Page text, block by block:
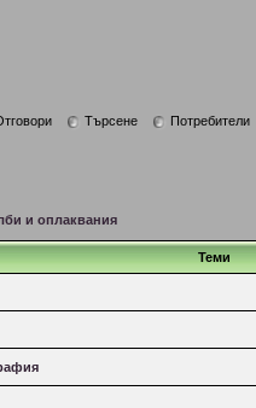
Търсене Потребители
и оплаквания
Теми